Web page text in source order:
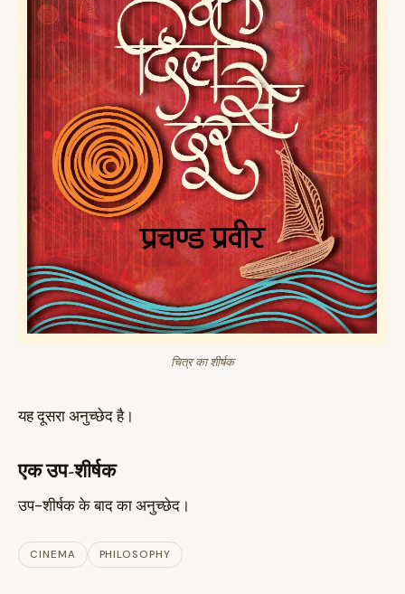
चित्र का शीर्षक
यह दूसरा अनुच्छेद है।
एक उप-शीर्षक
उप-शीर्षक के बाद का अनुच्छेद।
CINEMA PHILOSOPHY